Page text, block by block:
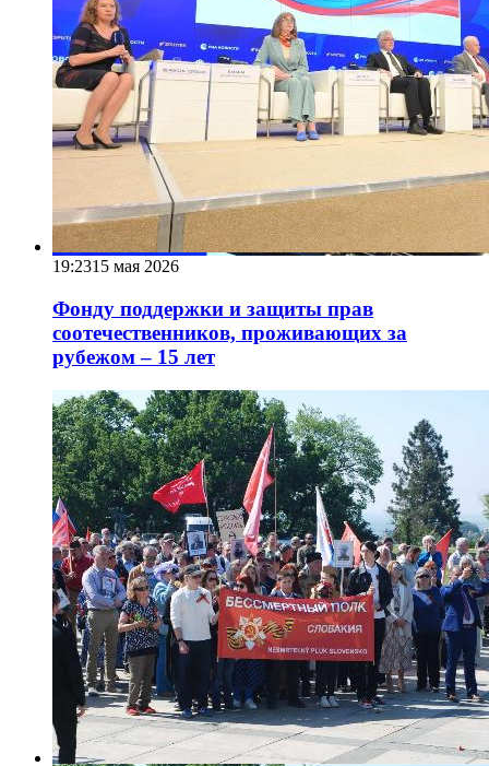
19:2315 мая 2026
Фонду поддержки и защиты прав
соотечественников, проживающих за
рубежом – 15 лет